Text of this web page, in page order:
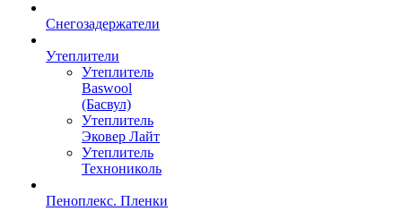
Снегозадержатели
Утеплители
Утеплитель
Baswool
(Басвул)
Утеплитель
Эковер Лайт
Утеплитель
Технониколь
Пеноплекс. Пленки